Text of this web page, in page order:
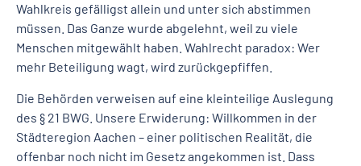
Wahlkreis gefälligst allein und unter sich abstimmen
müssen. Das Ganze wurde abgelehnt, weil zu viele
Menschen mitgewählt haben. Wahlrecht paradox: Wer
mehr Beteiligung wagt, wird zurückgepfiffen.
Die Behörden verweisen auf eine kleinteilige Auslegung
des § 21 BWG. Unsere Erwiderung: Willkommen in der
Städteregion Aachen – einer politischen Realität, die
offenbar noch nicht im Gesetz angekommen ist. Dass